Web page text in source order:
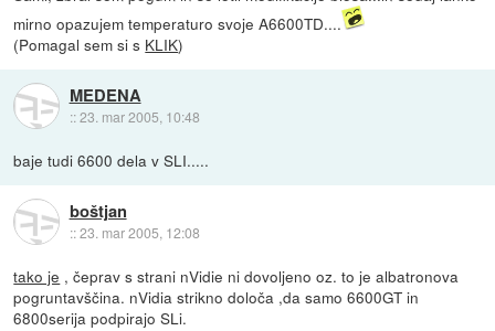
mirno opazujem temperaturo svoje A6600TD....
(Pomagal sem si s KLIK)
MEDENA
::23. mar 2005, 10:48
baje tudi 6600 dela v SLI.....
boštjan
::23. mar 2005, 12:08
tako je , čeprav s strani nVidie ni dovoljeno oz. to je albatronova
pogruntavščina. nVidia strikno določa ,da samo 6600GT in
6800serija podpirajo SLi.